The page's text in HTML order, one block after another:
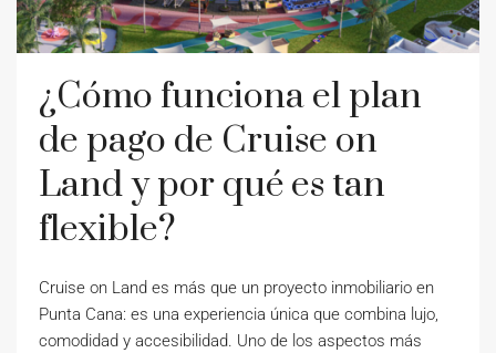
¿Cómo funciona el plan
de pago de Cruise on
Land y por qué es tan
flexible?
Cruise on Land es más que un proyecto inmobiliario en
Punta Cana: es una experiencia única que combina lujo,
comodidad y accesibilidad. Uno de los aspectos más